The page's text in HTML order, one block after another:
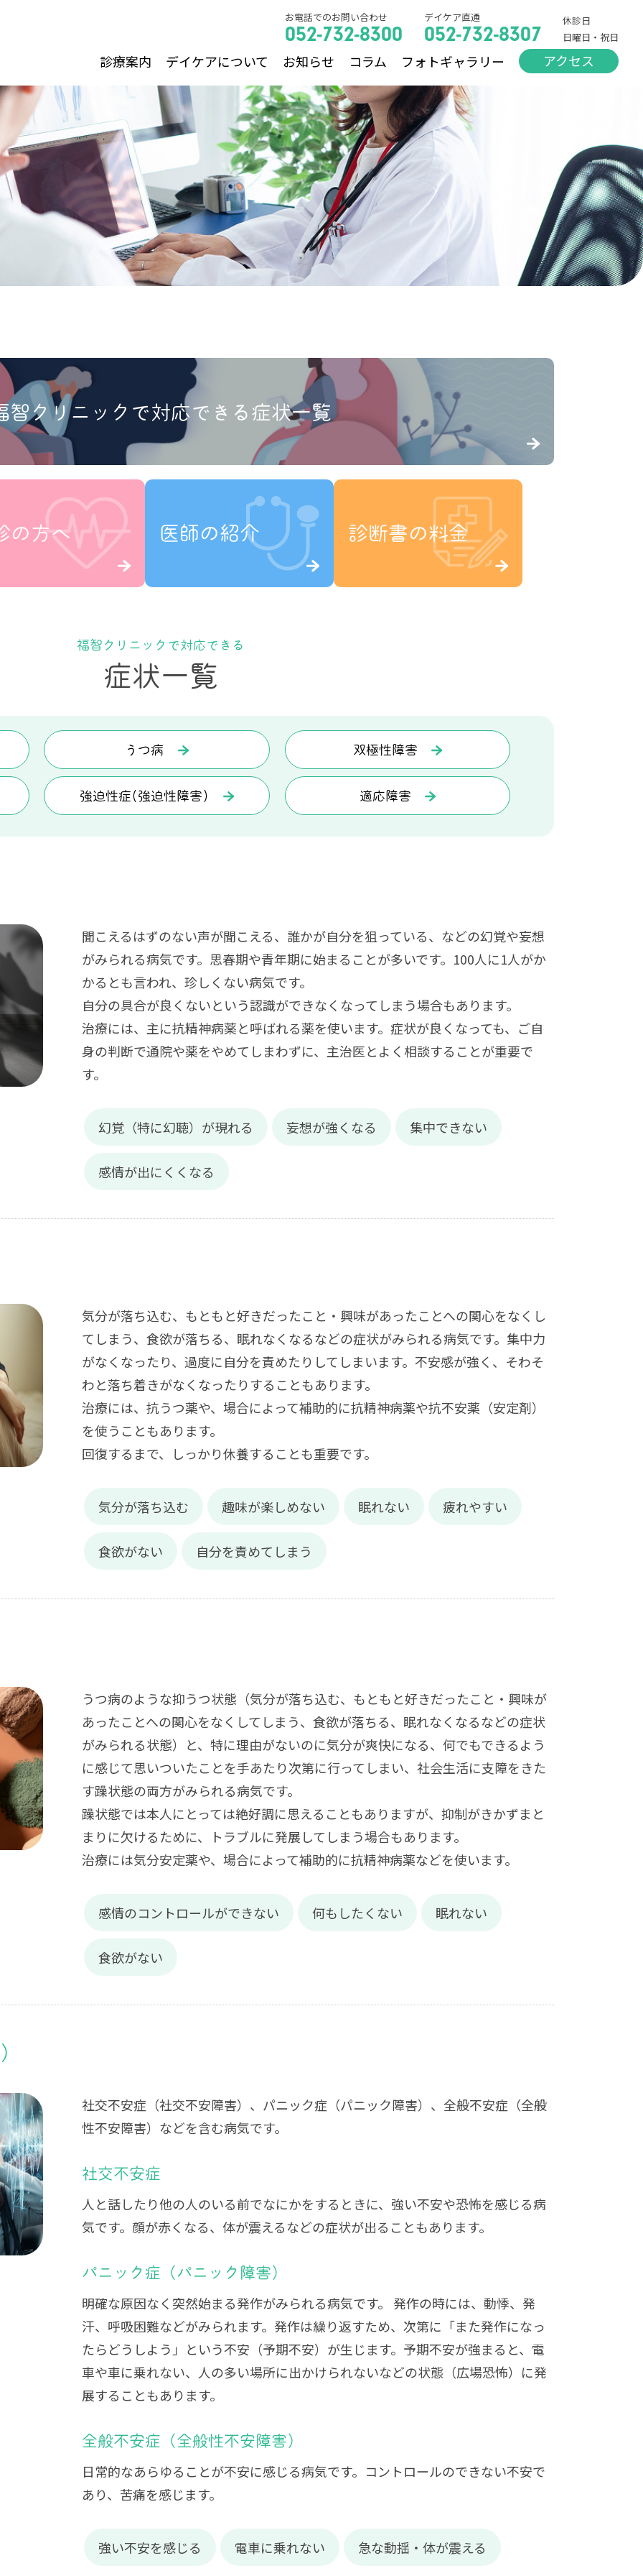
お電話でのお問い合わせ
052-732-8300
デイケア直通
052-732-8307
休診日
日曜日・祝日
診療案内 デイケアについて お知らせ コラム フォトギャラリー アクセス
智クリニックで対応できる症状一覧
の方へ 医師の紹介 診断書の料金
福智クリニックで対応できる
症状一覧
うつ病 双極性障害
強迫性症(強迫性障害) 適応障害
聞こえるはずのない声が聞こえる、誰かが自分を狙っている、などの幻覚や妄想
がみられる病気です。思春期や青年期に始まることが多いです。100人に1人がか
かるとも言われ、珍しくない病気です。
自分の具合が良くないという認識ができなくなってしまう場合もあります。
治療には、主に抗精神病薬と呼ばれる薬を使います。症状が良くなっても、ご自
身の判断で通院や薬をやめてしまわずに、主治医とよく相談することが重要で
す。
幻覚（特に幻聴）が現れる 妄想が強くなる 集中できない
感情が出にくくなる
気分が落ち込む、もともと好きだったこと・興味があったことへの関心をなくし
てしまう、食欲が落ちる、眠れなくなるなどの症状がみられる病気です。集中力
がなくなったり、過度に自分を責めたりしてしまいます。不安感が強く、そわそ
わと落ち着きがなくなったりすることもあります。
治療には、抗うつ薬や、場合によって補助的に抗精神病薬や抗不安薬（安定剤）
を使うこともあります。
回復するまで、しっかり休養することも重要です。
気分が落ち込む 趣味が楽しめない 眠れない 疲れやすい
食欲がない 自分を責めてしまう
うつ病のような抑うつ状態（気分が落ち込む、もともと好きだったこと・興味が
あったことへの関心をなくしてしまう、食欲が落ちる、眠れなくなるなどの症状
がみられる状態）と、特に理由がないのに気分が爽快になる、何でもできるよう
に感じて思いついたことを手あたり次第に行ってしまい、社会生活に支障をきた
す躁状態の両方がみられる病気です。
躁状態では本人にとっては絶好調に思えることもありますが、抑制がきかずまと
まりに欠けるために、トラブルに発展してしまう場合もあります。
治療には気分安定薬や、場合によって補助的に抗精神病薬などを使います。
感情のコントロールができない 何もしたくない 眠れない
食欲がない
社交不安症（社交不安障害）、パニック症（パニック障害）、全般不安症（全般
性不安障害）などを含む病気です。
社交不安症
人と話したり他の人のいる前でなにかをするときに、強い不安や恐怖を感じる病
気です。顔が赤くなる、体が震えるなどの症状が出ることもあります。
パニック症（パニック障害）
明確な原因なく突然始まる発作がみられる病気です。 発作の時には、動悸、発
汗、呼吸困難などがみられます。発作は繰り返すため、次第に「また発作になっ
たらどうしよう」という不安（予期不安）が生じます。予期不安が強まると、電
車や車に乗れない、人の多い場所に出かけられないなどの状態（広場恐怖）に発
展することもあります。
全般不安症（全般性不安障害）
日常的なあらゆることが不安に感じる病気です。コントロールのできない不安で
あり、苦痛を感じます。
強い不安を感じる 電車に乗れない 急な動揺・体が震える